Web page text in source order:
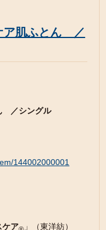
ア肌ふとん ／
／シングル
144002000001
ケア
」（東洋紡）